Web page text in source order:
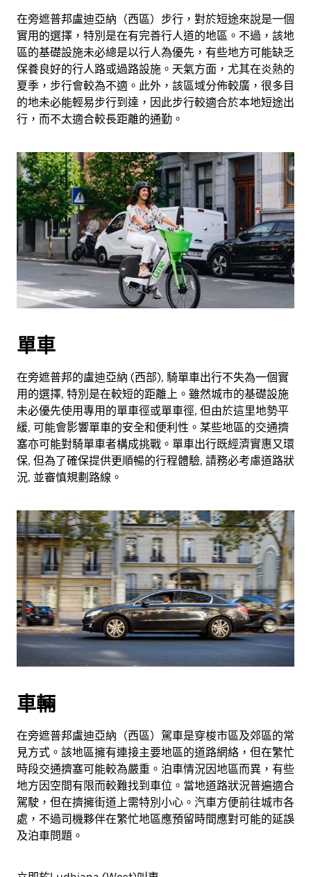
鈕
即
可
關
閉
日
曆。
在旁遮普邦盧迪亞納（西區）步行，對於短途來說是一個
實用的選擇，特別是在有完善行人道的地區。不過，該地
區的基礎設施未必總是以行人為優先，有些地方可能缺乏
保養良好的行人路或過路設施。天氣方面，尤其在炎熱的
夏季，步行會較為不適。此外，該區域分佈較廣，很多目
的地未必能輕易步行到達，因此步行較適合於本地短途出
行，而不太適合較長距離的通勤。
單車
在旁遮普邦的盧迪亞納 (西部), 騎單車出行不失為一個實
用的選擇, 特別是在較短的距離上。雖然城市的基礎設施
未必優先使用專用的單車徑或單車徑, 但由於這里地勢平
緩, 可能會影響單車的安全和便利性。某些地區的交通擠
塞亦可能對騎單車者構成挑戰。單車出行既經濟實惠又環
保, 但為了確保提供更順暢的行程體驗, 請務必考慮道路狀
況, 並審慎規劃路線。
車輛
在旁遮普邦盧迪亞納（西區）駕車是穿梭市區及郊區的常
見方式。該地區擁有連接主要地區的道路網絡，但在繁忙
時段交通擠塞可能較為嚴重。泊車情況因地區而異，有些
地方因空間有限而較難找到車位。當地道路狀況普遍適合
駕駛，但在擠擁街道上需特別小心。汽車方便前往城市各
處，不過司機夥伴在繁忙地區應預留時間應對可能的延誤
及泊車問題。